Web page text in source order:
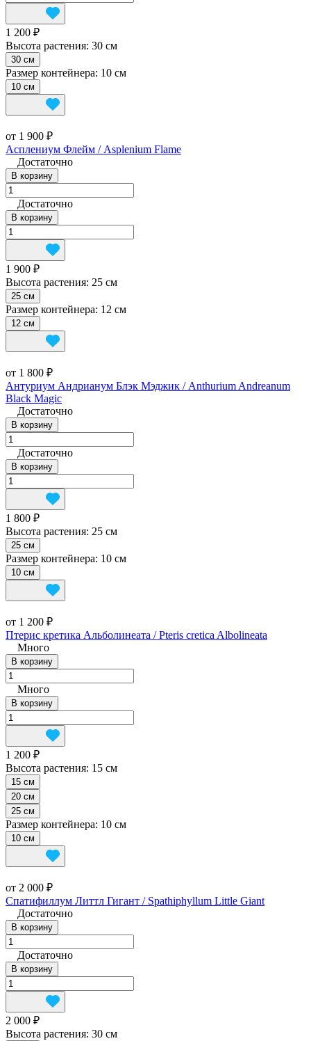
1 200 ₽
Высота растения: 30 см
30 см
Размер контейнера: 10 см
10 см
от 1 900 ₽
Асплениум Флейм / Asplenium Flame
Достаточно
В корзину
Достаточно
В корзину
1 900 ₽
Высота растения: 25 см
25 см
Размер контейнера: 12 см
12 см
от 1 800 ₽
Антуриум Андрианум Блэк Мэджик / Anthurium Andreanum
Black Magic
Достаточно
В корзину
Достаточно
В корзину
1 800 ₽
Высота растения: 25 см
25 см
Размер контейнера: 10 см
10 см
от 1 200 ₽
Птерис кретика Альболинеата / Pteris cretica Albolineata
Много
В корзину
Много
В корзину
1 200 ₽
Высота растения: 15 см
15 см
20 см
25 см
Размер контейнера: 10 см
10 см
от 2 000 ₽
Спатифиллум Литтл Гигант / Spathiphyllum Little Giant
Достаточно
В корзину
Достаточно
В корзину
2 000 ₽
Высота растения: 30 см